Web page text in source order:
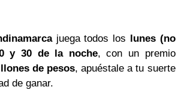
juega todos los lunes (no
y 30 de la noche, con un premio
de pesos, apuéstale a tu suerte
de ganar.